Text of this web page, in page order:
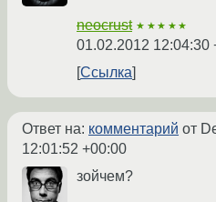
neocrust ★★★★★
01.02.2012 12:04:30
Ссылка
Ответ на: комментарий от
12:01:52 +00:00
зойчем?